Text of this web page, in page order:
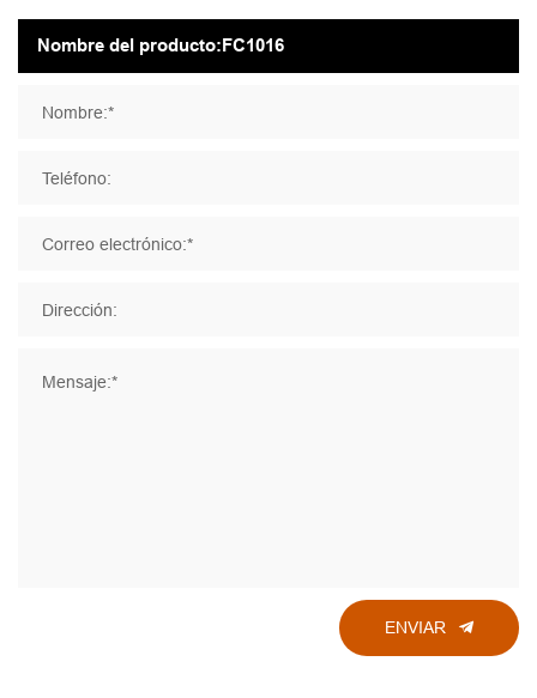
Nombre:*
Teléfono:
Correo electrónico:*
Dirección:
Mensaje:*
ENVIAR